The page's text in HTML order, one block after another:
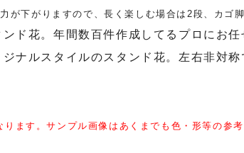
下がりますので、長く楽しむ場合は2段、カゴ
ド花。年間数百件作成してるプロにお任
ナルスタイルのスタンド花。左右非対称
ます。サンプル画像はあくまでも色・形等の参考